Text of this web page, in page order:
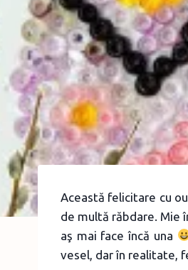
Această felicitare cu
de multă răbdare. Mie
aş mai face încă una
vesel, dar în realitate,